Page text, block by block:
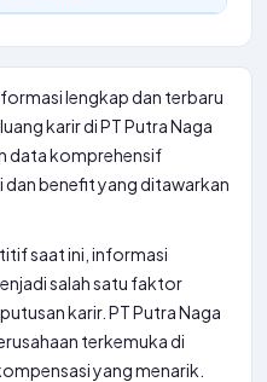
lengkap dan terbaru
karir di PT Putra Naga
data komprehensif
benefit yang ditawarkan
saat ini, informasi
salah satu faktor
karir. PT Putra Naga
terkemuka di
yang menarik.